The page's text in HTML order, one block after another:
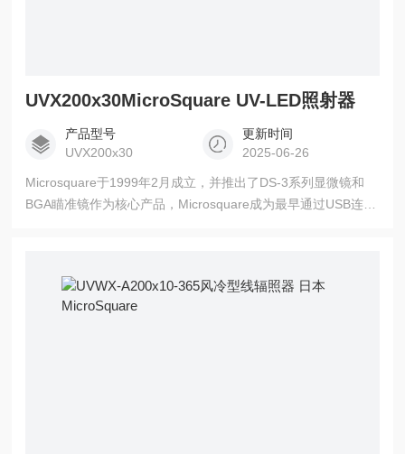
UVX200x30MicroSquare UV-LED照射器
产品型号
UVX200x30
更新时间
2025-06-26
Microsquare于1999年2月成立，并推出了DS-3系列显微镜和
BGA瞄准镜作为核心产品，Microsquare成为最早通过USB连接